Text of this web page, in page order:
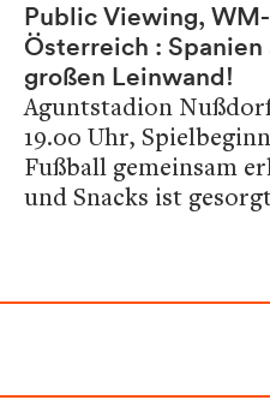
Public Viewing,
Österreich : Spanien
großen Leinwand!
Aguntstadion
19.00 Uhr,
Fußball gemeinsam
und Snacks ist